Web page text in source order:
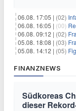
06.08. 17:05 | (02)
06.08. 16:05 | (00)
06.08. 09:12 | (02)
05.08. 18:08 | (03)
05.08. 14:12 | (05)
FINANZNEWS
Südkoreas
dieser